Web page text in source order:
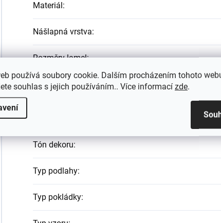
používá soubory cookie. Dalším procházením tohoto
souhlas s jejich používáním.. Více informací zde.
Materiál:
Nášlapná vrstva:
Rozměry lamel:
Systémy:
Dřevěné podlahy - 10,
Tón dekoru:
Typ podlahy:
Typ pokládky: